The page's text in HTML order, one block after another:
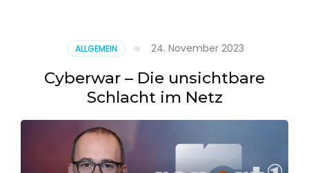
ALLGEMEIN 24. November 2023
Cyberwar – Die unsichtbare
Schlacht im Netz